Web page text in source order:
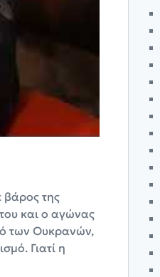
βάρος της
και ο αγώνας
των Ουκρανών,
Γιατί η